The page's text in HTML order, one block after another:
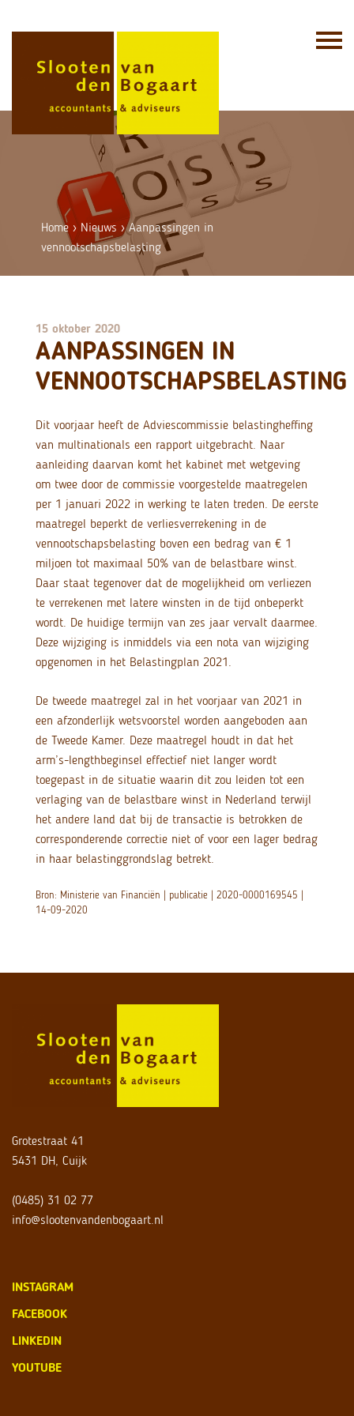
Home › Nieuws ›Aanpassingen in
vennootschapsbelasting
15 oktober 2020
AANPASSINGEN IN
VENNOOTSCHAPSBELASTING
Dit voorjaar heeft de Adviescommissie belastingheffing
van multinationals een rapport uitgebracht. Naar
aanleiding daarvan komt het kabinet met wetgeving
om twee door de commissie voorgestelde maatregelen
per 1 januari 2022 in werking te laten treden. De eerste
maatregel beperkt de verliesverrekening in de
vennootschapsbelasting boven een bedrag van € 1
miljoen tot maximaal 50% van de belastbare winst.
Daar staat tegenover dat de mogelijkheid om verliezen
te verrekenen met latere winsten in de tijd onbeperkt
wordt. De huidige termijn van zes jaar vervalt daarmee.
Deze wijziging is inmiddels via een nota van wijziging
opgenomen in het Belastingplan 2021.
De tweede maatregel zal in het voorjaar van 2021 in
een afzonderlijk wetsvoorstel worden aangeboden aan
de Tweede Kamer. Deze maatregel houdt in dat het
arm’s-lengthbeginsel effectief niet langer wordt
toegepast in de situatie waarin dit zou leiden tot een
verlaging van de belastbare winst in Nederland terwijl
het andere land dat bij de transactie is betrokken de
corresponderende correctie niet of voor een lager bedrag
in haar belastinggrondslag betrekt.
Bron: Ministerie van Financiën | publicatie | 2020-0000169545 |
14-09-2020
Grotestraat 41
5431 DH, Cuijk
(0485) 31 02 77
info@slootenvandenbogaart.nl
INSTAGRAM
FACEBOOK
LINKEDIN
YOUTUBE